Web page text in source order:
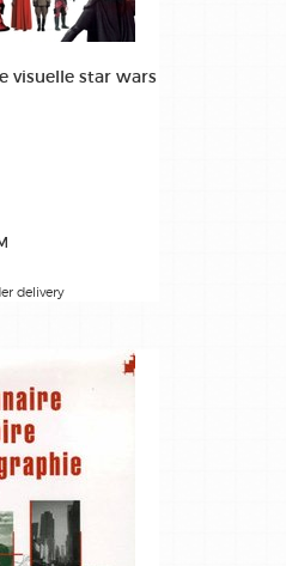
visuelle star wars
delivery